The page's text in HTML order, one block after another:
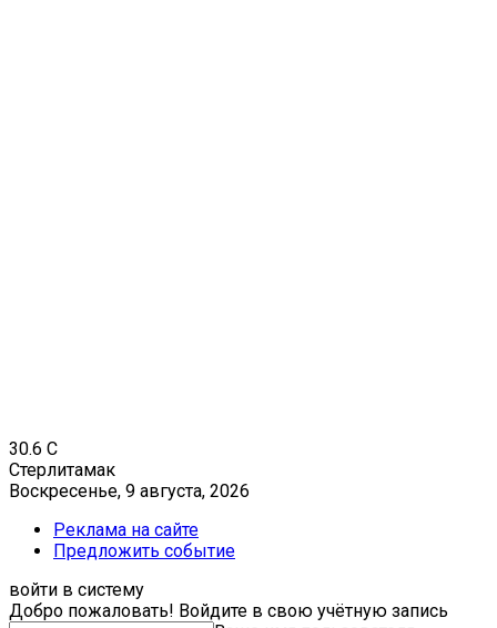
30.6 C
Стерлитамак
Воскресенье, 9 августа, 2026
Реклама на сайте
Предложить событие
войти в систему
Добро пожаловать! Войдите в свою учётную запись